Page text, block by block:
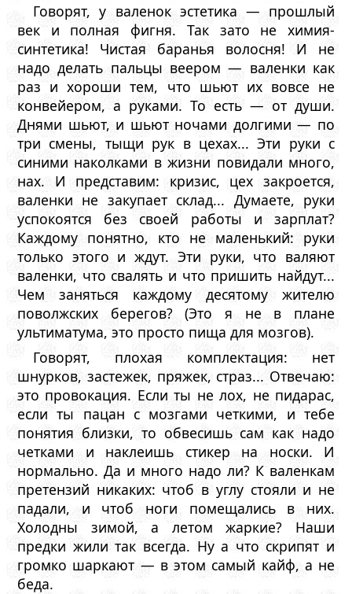
Говорят, у валенок эстетика — прошлый
век и полная фигня. Так зато не химия-
синтетика! Чистая баранья волосня! И не
надо делать пальцы веером — валенки как
раз и хороши тем, что шьют их вовсе не
конвейером, а руками. То есть — от души.
Днями шьют, и шьют ночами долгими — по
три смены, тыщи рук в цехах... Эти руки с
синими наколками в жизни повидали много,
нах. И представим: кризис, цех закроется,
валенки не закупает склад... Думаете, руки
успокоятся без своей работы и зарплат?
Каждому понятно, кто не маленький: руки
только этого и ждут. Эти руки, что валяют
валенки, что свалять и что пришить найдут...
Чем заняться каждому десятому жителю
поволжских берегов? (Это я не в плане
ультиматума, это просто пища для мозгов).
Говорят, плохая комплектация: нет
шнурков, застежек, пряжек, страз... Отвечаю:
это провокация. Если ты не лох, не пидарас,
если ты пацан с мозгами четкими, и тебе
понятия близки, то обвесишь сам как надо
четками и наклеишь стикер на носки. И
нормально. Да и много надо ли? К валенкам
претензий никаких: чтоб в углу стояли и не
падали, и чтоб ноги помещались в них.
Холодны зимой, а летом жаркие? Наши
предки жили так всегда. Ну а что скрипят и
громко шаркают — в этом самый кайф, а не
беда.